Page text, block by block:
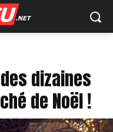
dizaines
de Noël !